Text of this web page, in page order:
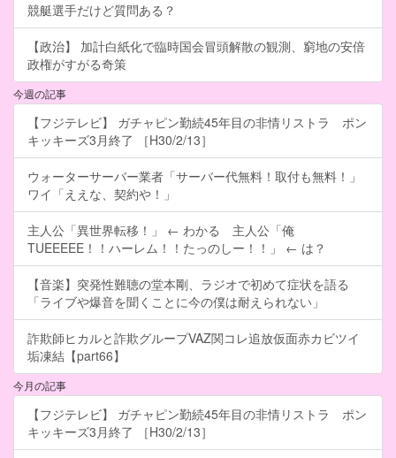
競艇選手だけど質問ある？
【政治】 加計白紙化で臨時国会冒頭解散の観測、窮地の安倍
政権がすがる奇策
今週の記事
【フジテレビ】 ガチャピン勤続45年目の非情リストラ ポン
キッキーズ3月終了 ［H30/2/13］
ウォーターサーバー業者「サーバー代無料！取付も無料！」
ワイ「ええな、契約や！」
主人公「異世界転移！」 ← わかる 主人公「俺
TUEEEEE！！ハーレム！！たっのしー！！」 ← は？
【音楽】突発性難聴の堂本剛、ラジオで初めて症状を語る
「ライブや爆音を聞くことに今の僕は耐えられない」
詐欺師ヒカルと詐欺グループVAZ関コレ追放仮面赤カビツイ
垢凍結【part66】
今月の記事
【フジテレビ】 ガチャピン勤続45年目の非情リストラ ポン
キッキーズ3月終了 ［H30/2/13］